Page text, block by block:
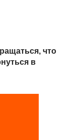
что
в